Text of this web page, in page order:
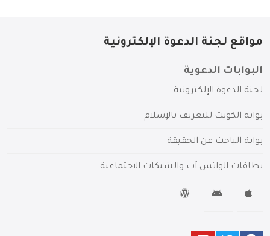
مواقع لجنة الدعوة الإلكترونية
البوابات الدعوية
لجنة الدعوة الإلكترونية
بوابة الكويت للتعريف بالإسلام
بوابة الباحث عن الحقيقة
بطاقات الواتس آب والشبكات الاجتماعية